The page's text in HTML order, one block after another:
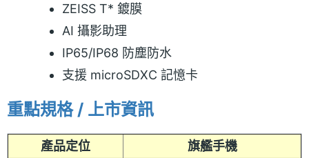
ZEISS T* 鍍膜
AI 攝影助理
IP65/IP68 防塵防水
支援 microSDXC 記憶卡
重點規格 / 上市資訊
產品定位 旗艦手機